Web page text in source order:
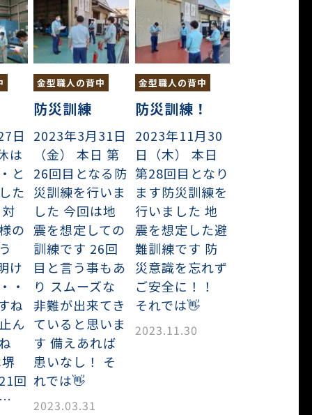
日
は
と
た
の
け
・
ね
ん
回
金型職人の背中
防災訓練
2023年3月31日
（金） 本日 第
26回目となる防
災訓練を行いま
した 今回は地
震を想定しての
訓練です 26回
目と言う事もあ
り スムーズな
非難が出来てき
ていると思いま
す 備えあれば
患いなし！ そ
れでは👋
2023.03.31
金型職人の背中
防災訓練！
2023年11月30
日（木） 本日
第28回目となり
ます防災訓練を
行いました 地
震を想定した避
難訓練です 防
災意識を忘れず
ご安全に！！
それでは👋
2023.11.30